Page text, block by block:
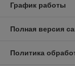
График работы
Полная версия
Политика